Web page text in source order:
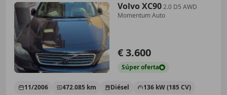
Volvo XC902.0 D5 AWD
Momentum Auto
€ 3.600
Súperoferta
11/2006 472.085 km Diésel 136 kW (185 CV)